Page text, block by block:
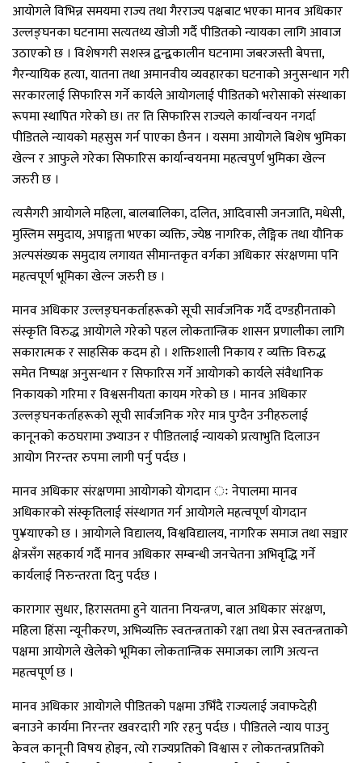
आयोगले विभिन्न समयमा राज्य तथा गैरराज्य पक्षबाट भएका मानव अधिकार
उल्लङ्घनका घटनामा सत्यतथ्य खोजी गर्दै पीडितको न्यायका लागि आवाज
उठाएको छ । विशेषगरी सशस्त्र द्वन्द्वकालीन घटनामा जबरजस्ती बेपत्ता,
गैरन्यायिक हत्या, यातना तथा अमानवीय व्यवहारका घटनाको अनुसन्धान गरी
सरकारलाई सिफारिस गर्ने कार्यले आयोगलाई पीडितको भरोसाको संस्थाका
रूपमा स्थापित गरेको छ। तर ति सिफारिस राज्यले कार्यान्वयन नगर्दा
पीडितले न्यायको महसुस गर्न पाएका छैनन । यसमा आयोगले बिशेष भुमिका
खेल्न र आफुले गरेका सिफारिस कार्यान्वयनमा महत्वपुर्ण भुमिका खेल्न
जरुरी छ ।
त्यसैगरी आयोगले महिला, बालबालिका, दलित, आदिवासी जनजाति, मधेसी,
मुस्लिम समुदाय, अपाङ्गता भएका व्यक्ति, ज्येष्ठ नागरिक, लैङ्गिक तथा यौनिक
अल्पसंख्यक समुदाय लगायत सीमान्तकृत वर्गका अधिकार संरक्षणमा पनि
महत्वपूर्ण भूमिका खेल्न जरुरी छ ।
मानव अधिकार उल्लङ्घनकर्ताहरूको सूची सार्वजनिक गर्दै दण्डहीनताको
संस्कृति विरुद्ध आयोगले गरेको पहल लोकतान्त्रिक शासन प्रणालीका लागि
सकारात्मक र साहसिक कदम हो । शक्तिशाली निकाय र व्यक्ति विरुद्ध
समेत निष्पक्ष अनुसन्धान र सिफारिस गर्ने आयोगको कार्यले संवैधानिक
निकायको गरिमा र विश्वसनीयता कायम गरेको छ । मानव अधिकार
उल्लङ्घनकर्ताहरूको सूची सार्वजनिक गरेर मात्र पुग्दैन उनीहरुलाई
कानूनको कठघरामा उभ्याउन र पीडितलाई न्यायको प्रत्याभुति दिलाउन
आयोग निरन्तर रुपमा लागी पर्नु पर्दछ ।
मानव अधिकार संरक्षणमा आयोगको योगदान ः नेपालमा मानव
अधिकारको संस्कृतिलाई संस्थागत गर्न आयोगले महत्वपूर्ण योगदान
पु¥याएको छ । आयोगले विद्यालय, विश्वविद्यालय, नागरिक समाज तथा सञ्चार
क्षेत्रसँग सहकार्य गर्दै मानव अधिकार सम्बन्धी जनचेतना अभिवृद्धि गर्ने
कार्यलाई निरुन्तरता दिनु पर्दछ ।
कारागार सुधार, हिरासतमा हुने यातना नियन्त्रण, बाल अधिकार संरक्षण,
महिला हिंसा न्यूनीकरण, अभिव्यक्ति स्वतन्त्रताको रक्षा तथा प्रेस स्वतन्त्रताको
पक्षमा आयोगले खेलेको भूमिका लोकतान्त्रिक समाजका लागि अत्यन्त
महत्वपूर्ण छ ।
मानव अधिकार आयोगले पीडितको पक्षमा उभिँदै राज्यलाई जवाफदेही
बनाउने कार्यमा निरन्तर खवरदारी गरि रहनु पर्दछ । पीडितले न्याय पाउनु
केवल कानूनी विषय होइन, त्यो राज्यप्रतिको विश्वास र लोकतन्त्रप्रतिको